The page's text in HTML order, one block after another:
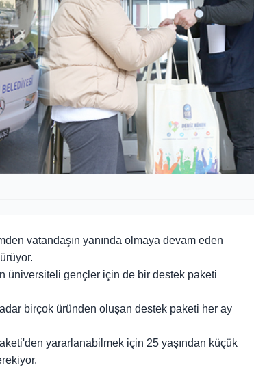
vatandaşın yanında olmaya devam eden
üniversiteli gençler için de bir destek paketi
birçok üründen oluşan destek paketi her ay
yararlanabilmek için 25 yaşından küçük